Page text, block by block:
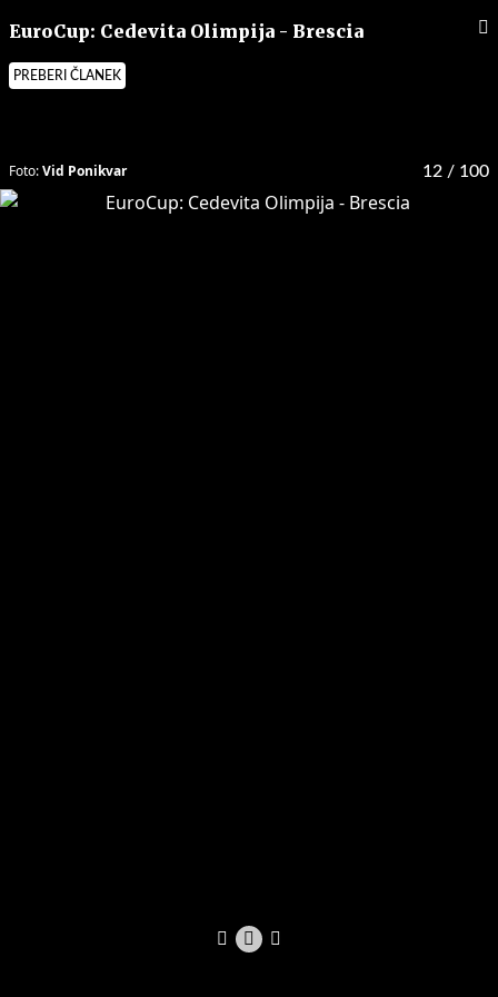
EuroCup: Cedevita Olimpija - Brescia
PREBERI ČLANEK
12 / 100
Foto:Vid Ponikvar